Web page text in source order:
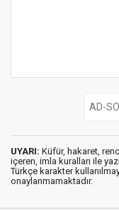
UYARI: Küfür, hakaret,
içeren, imla kuralları ile
Türkçe karakter
onaylanmamaktadır.